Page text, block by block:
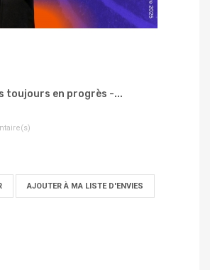
toujours en progrès -...
AJOUTER À MA LISTE D'ENVIES